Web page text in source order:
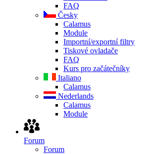
FAQ
Česky
Calamus
Module
Importní/exportní filtry
Tiskové ovladače
FAQ
Kurs pro začátečníky
Italiano
Calamus
Nederlands
Calamus
Module
Forum
Forum